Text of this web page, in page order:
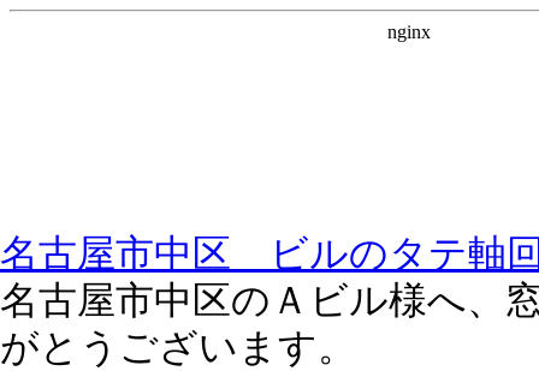
名古屋市中区 ビルのタテ軸
名古屋市中区のＡビル様へ、
がとうございます。